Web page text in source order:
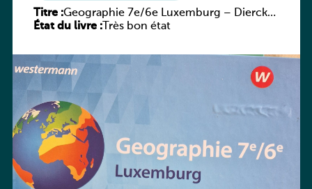
Titre :Geographie 7e/6e Luxemburg – Diercke
Praxis
État du livre :Très bon état